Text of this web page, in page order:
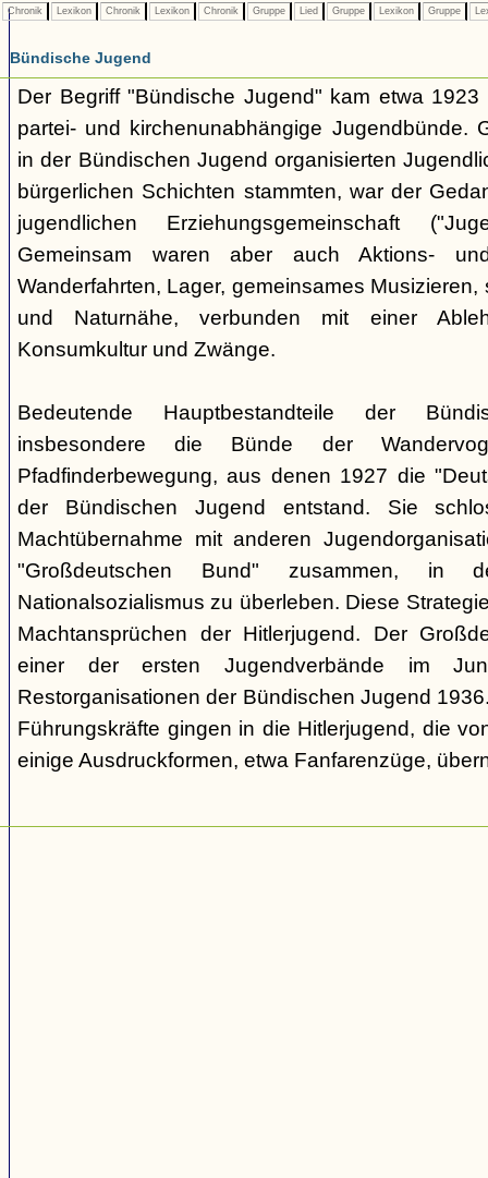
Chronik Lexikon Chronik Lexikon Chronik Gruppe Lied Gruppe Lexikon Gruppe
Bündische Jugend
Der Begriff "Bündische Jugend" kam etwa
partei- und kirchenunabhängige Jugendbünde.
in der Bündischen Jugend organisierten
bürgerlichen Schichten stammten, war der
jugendlichen Erziehungsgemeinschaft
Gemeinsam waren aber auch Aktions-
Wanderfahrten, Lager, gemeinsames
und Naturnähe, verbunden mit einer
Konsumkultur und Zwänge.
Bedeutende Hauptbestandteile der
insbesondere die Bünde der
Pfadfinderbewegung, aus denen 1927 die
der Bündischen Jugend entstand. Sie
Machtübernahme mit anderen
"Großdeutschen Bund" zusammen,
Nationalsozialismus zu überleben. Diese
Machtansprüchen der Hitlerjugend. Der
einer der ersten Jugendverbände im
Restorganisationen der Bündischen Jugend
Führungskräfte gingen in die Hitlerjugend, die
einige Ausdruckformen, etwa Fanfarenzüge,